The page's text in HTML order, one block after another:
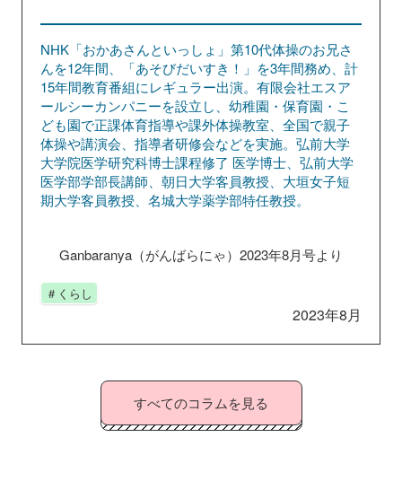
NHK「おかあさんといっしょ」第10代体操のお兄さ
んを12年間、「あそびだいすき！」を3年間務め、計
15年間教育番組にレギュラー出演。有限会社エスア
ールシーカンパニーを設立し、幼稚園・保育園・こ
ども園で正課体育指導や課外体操教室、全国で親子
体操や講演会、指導者研修会などを実施。弘前大学
大学院医学研究科博士課程修了 医学博士、弘前大学
医学部学部長講師、朝日大学客員教授、大垣女子短
期大学客員教授、名城大学薬学部特任教授。
Ganbaranya（がんばらにゃ）2023年8月号より
＃くらし
2023年8月
すべてのコラムを見る